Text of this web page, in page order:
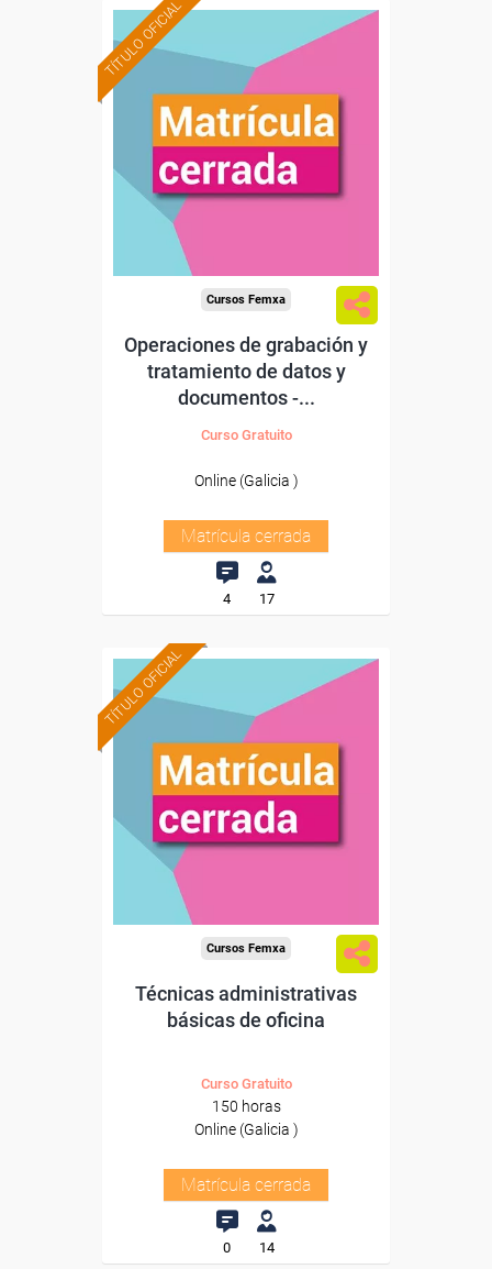
TÍTULO OFICIAL
Cursos Femxa
Operaciones de grabación y
tratamiento de datos y
documentos -...
Curso Gratuito
Online (Galicia )
Matrícula cerrada
4 17
TÍTULO OFICIAL
Cursos Femxa
Técnicas administrativas
básicas de oficina
Curso Gratuito
150 horas
Online (Galicia )
Matrícula cerrada
0 14